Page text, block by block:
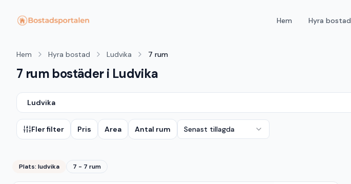
Hem Hyra bostad
Hem Hyra bostad Ludvika 7 rum
7 rum bostäder i Ludvika
Ludvika
Fler filter Pris Area Antal rum Senast tillagda
Plats: ludvika 7 - 7 rum